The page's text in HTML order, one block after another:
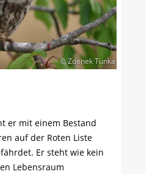
© Zdenek Tunka
er mit einem Bestand
auf der Roten Liste
Er steht wie kein
Lebensraum